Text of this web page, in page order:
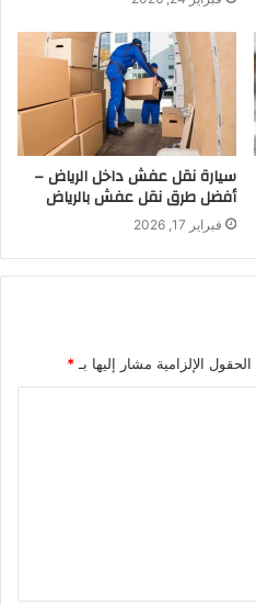
سيارة نقل عفش داخل الرياض –
أفضل طرق نقل عفش بالرياض
فبراير 17, 2026
الحقول الإلزامية مشار إليها بـ*